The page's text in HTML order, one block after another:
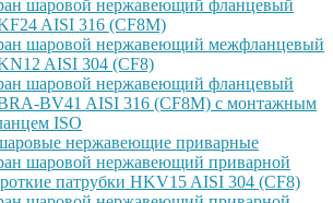
шаровой нержавеющий фланцевый
AISI 316 (CF8M)
шаровой нержавеющий межфланцевый
AISI 304 (CF8)
шаровой нержавеющий фланцевый
BV41 AISI 316 (CF8M) с монтажным
ISO
нержавеющие приварные
шаровой нержавеющий приварной
патрубки HKV15 AISI 304 (CF8)